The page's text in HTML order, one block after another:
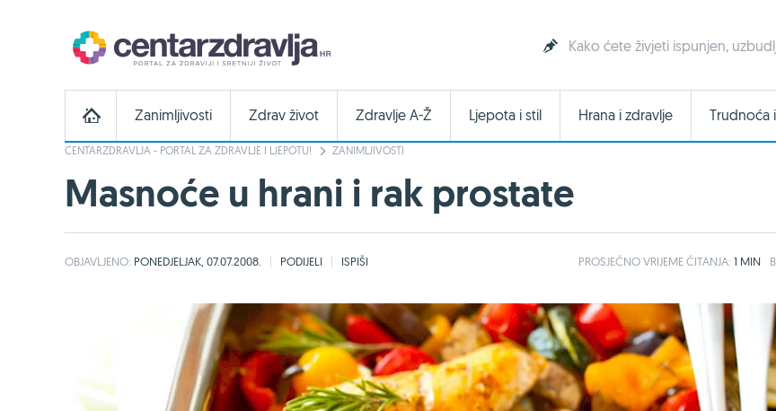
Kako ćete živjeti ispunjen,
Zanimljivosti Zdrav život Zdravlje A-Ž Ljepota i stil Hrana i zdravlje Trudnoća
CENTARZDRAVLJA - PORTAL ZA ZDRAVLJE I LJEPOTU! ZANIMLJIVOSTI
Masnoće u hrani i rak prostate
OBJAVLJENO: PONEDJELJAK, 07.07.2008. PODIJELI ISPIŠI PROSJEČNOVRIJEME ČITANJA: 1 MIN